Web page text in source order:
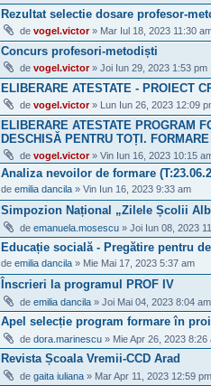
Rezultat selectie dosare profesor-
de vogel.victor» Mar Iul 18, 2023 11:30
Concurs profesori-metodiști
de vogel.victor» Joi Iun 29, 2023 1:53 pm
ELIBERARE ATESTATE - PROIECT
de vogel.victor» Lun Iun 26, 2023 12:09
ELIBERARE ATESTATE PROGRAM
DESCHISĂ PENTRU TOȚI.
de vogel.victor» Vin Iun 16, 2023 10:15
Analiza nevoilor de formare
de emilia dancila » Vin Iun 16, 2023 9:33 am
Simpozion Național „Zilele Școlii
de emanuela.mosescu » Joi Iun 08, 2023
Educație socială - Pregătire pentru
de emilia dancila » Mie Mai 17, 2023 5:37 am
Înscrieri la programul PROF IV
de emilia dancila » Joi Mai 04, 2023 8:04 am
Apel selecție program formare în
de dora.marinescu » Mie Apr 26, 2023 8:26
Revista Școala Vremii-CCD Arad
de gaita iuliana » Mar Apr 11, 2023 12:59 pm